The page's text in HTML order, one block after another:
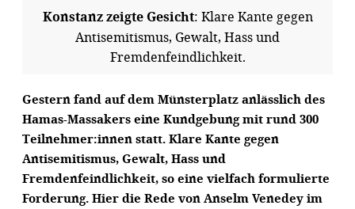
Konstanz zeigte Gesicht: Klare Kante gegen
Antisemitismus, Gewalt, Hass und
Fremdenfeindlichkeit.
Gestern fand auf dem Münsterplatz anlässlich des
Hamas-Massakers eine Kundgebung mit rund 300
Teilnehmer:innen statt. Klare Kante gegen
Antisemitismus, Gewalt, Hass und
Fremdenfeindlichkeit, so eine vielfach formulierte
Forderung. Hier die Rede von Anselm Venedey im